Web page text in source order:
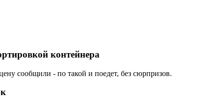
контейнера
сообщили - по такой и поедет, без сюрпризов.